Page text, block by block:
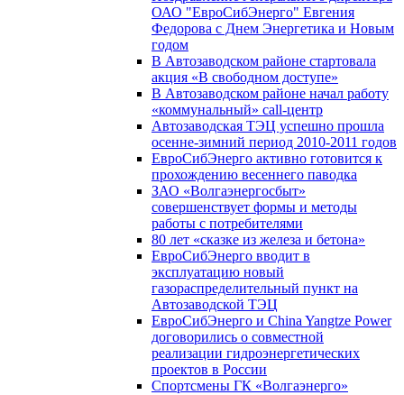
ОАО "ЕвроСибЭнерго" Евгения
Федорова с Днем Энергетика и Новым
годом
В Автозаводском районе стартовала
акция «В свободном доступе»
В Автозаводском районе начал работу
«коммунальный» call-центр
Автозаводская ТЭЦ успешно прошла
осенне-зимний период 2010-2011 годов
ЕвроСибЭнерго активно готовится к
прохождению весеннего паводка
ЗАО «Волгаэнергосбыт»
совершенствует формы и методы
работы с потребителями
80 лет «сказке из железа и бетона»
ЕвроСибЭнерго вводит в
эксплуатацию новый
газораспределительный пункт на
Автозаводской ТЭЦ
ЕвроСибЭнерго и China Yangtze Power
договорились о совместной
реализации гидроэнергетических
проектов в России
Спортсмены ГК «Волгаэнерго»